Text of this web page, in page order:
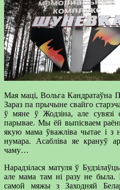
Мая маці, Вольга Кандратаўна
Зараз па прычыне свайго
ў мяне ў Жодзіна, але сувязі
парывае. Мы ёй выпісваем
якую мама ўважліва чытае і з
нумара. Асабліва яе крануў
чаму…
Нарадзілася матуля ў
але мама там ні разу не была.
самой мяжы з Заходняй